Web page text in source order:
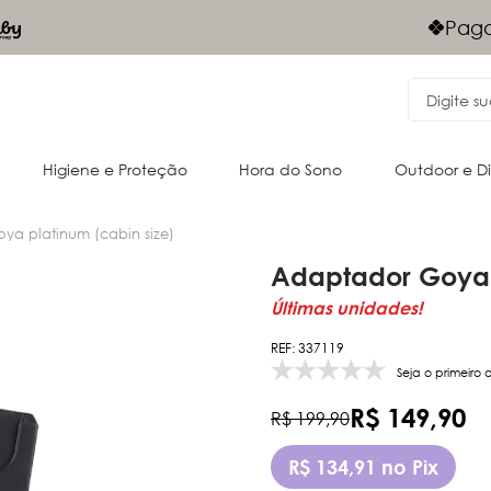
Via PIX - 10% desconto
Frete
Cangurus
Passeio
Higiene e Proteção Hora do Sono Outdoor e
platinum (cabin size)
Adaptador
Últimas unidades!
REF: 337119
Seja o primeiro
R$ 199,90R$ 149,90
R$ 134,91 no Pix